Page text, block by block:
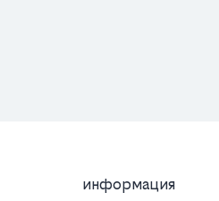
информация